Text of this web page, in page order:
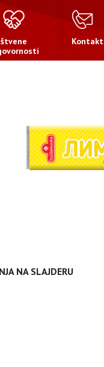
Kontakt
NA SLAJDERU